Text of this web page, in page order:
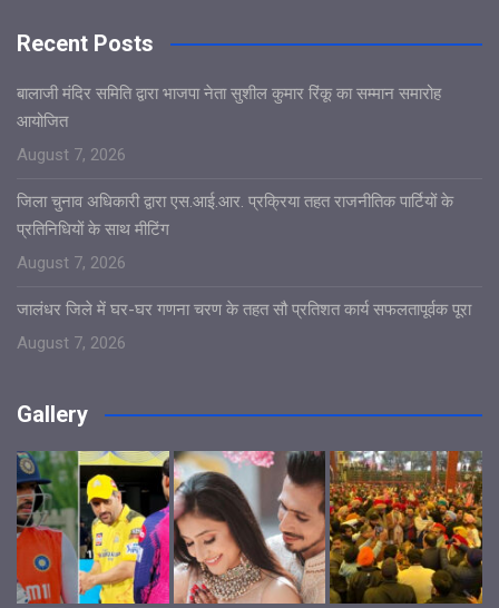
Recent Posts
बालाजी मंदिर समिति द्वारा भाजपा नेता सुशील कुमार रिंकू का सम्मान समारोह
आयोजित
August 7, 2026
जिला चुनाव अधिकारी द्वारा एस.आई.आर. प्रक्रिया तहत राजनीतिक पार्टियों के
प्रतिनिधियों के साथ मीटिंग
August 7, 2026
जालंधर जिले में घर-घर गणना चरण के तहत सौ प्रतिशत कार्य सफलतापूर्वक पूरा
August 7, 2026
Gallery